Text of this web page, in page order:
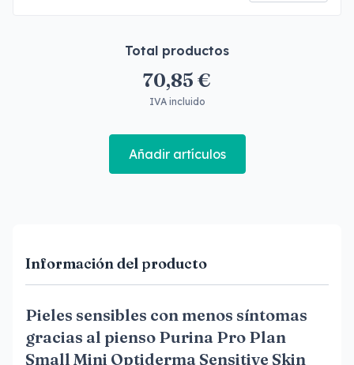
Total productos
70,85 €
IVA incluido
Añadir artículos
Información del producto
Pieles sensibles con menos síntomas
gracias al pienso Purina Pro Plan
Small Mini Optiderma Sensitive Skin